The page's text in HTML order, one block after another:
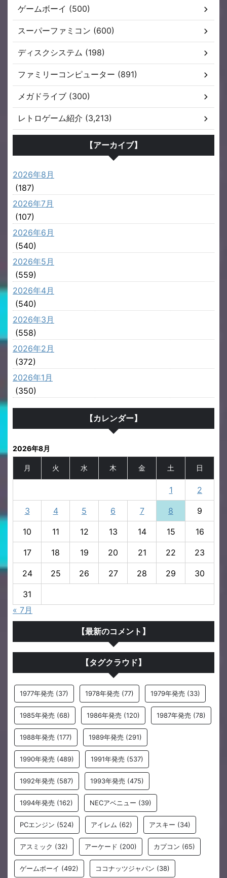
ゲームボーイ (500)
スーパーファミコン (600)
ディスクシステム (198)
ファミリーコンピューター (891)
メガドライブ (300)
レトロゲーム紹介 (3,213)
【アーカイブ】
2026年8月
(187)
2026年7月
(107)
2026年6月
(540)
2026年5月
(559)
2026年4月
(540)
2026年3月
(558)
2026年2月
(372)
2026年1月
(350)
【カレンダー】
2026年8月
月 火 水 木 金 土 日
1 2
3 4 5 6 7 8 9
10 11 12 13 14 15 16
17 18 19 20 21 22 23
24 25 26 27 28 29 30
31
« 7月
【最新のコメント】
【タグクラウド】
1977年発売 (37) 1978年発売 (77) 1979年発売 (33)
1985年発売 (68) 1986年発売 (120) 1987年発売 (78)
1988年発売 (177) 1989年発売 (291)
1990年発売 (489) 1991年発売 (537)
1992年発売 (587) 1993年発売 (475)
1994年発売 (162) NECアベニュー (39)
PCエンジン (524) アイレム (62) アスキー (34)
アスミック (32) アーケード (200) カプコン (65)
ゲームボーイ (492) ココナッツジャパン (38)